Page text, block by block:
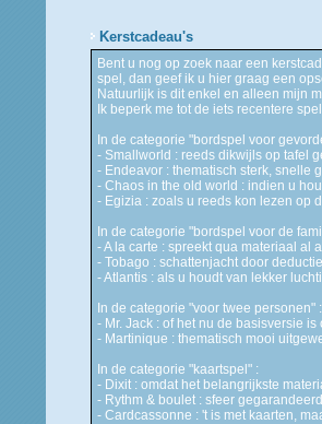
Kerstcadeau's
Bent u nog op zoek naar een
spel, dan geef ik u hier graag een
Natuurlijk is dit enkel en alleen mijn
Ik beperk me tot de iets recentere
In de categorie "bordspel voor
- Smallworld : reeds dikwijls op tafel
- Endeavor : thematisch sterk, snelle
- Chaos in the old world : indien u
- Egizia : zoals u reeds kon lezen op
In de categorie "bordspel voor de
- A la carte : spreekt qua materiaal
- Tobago : schattenjacht door deductie
- Atlantis : als u houdt van lekker
In de categorie "voor twee personen" :
- Mr. Jack : of het nu de basisversie
- Martinique : thematisch mooi
In de categorie "kaartspel" :
- Dixit : omdat het belangrijkste
- Rythm & boulet : sfeer gegarandeerd
- Cardcassonne : 't is met kaarten,